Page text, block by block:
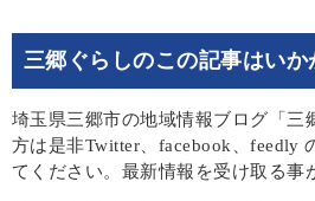
三郷ぐらしのこの記事はいか
埼玉県三郷市の地域情報ブログ「三
方は是非Twitter、facebook、feedly
てください。最新情報を受け取る事